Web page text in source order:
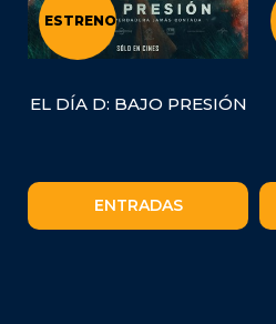
ESTRENO
EL DÍA D: BAJO PRESIÓN
ENTRADAS